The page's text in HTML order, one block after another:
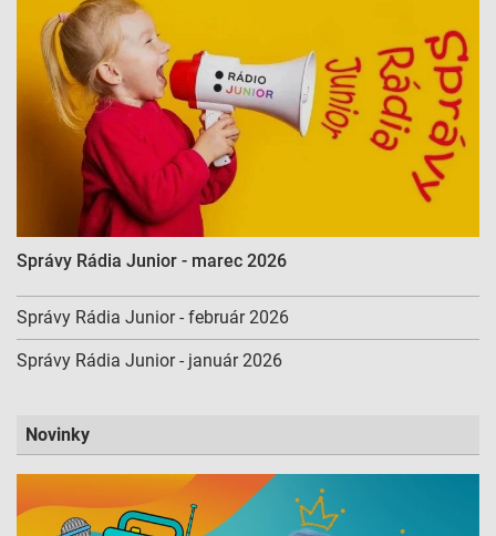
Správy Rádia Junior - marec 2026
Správy Rádia Junior - február 2026
Správy Rádia Junior - január 2026
Novinky